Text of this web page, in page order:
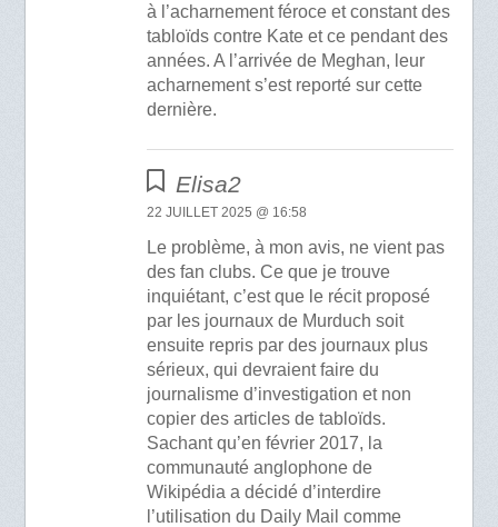
à l’acharnement féroce et constant des
tabloïds contre Kate et ce pendant des
années. A l’arrivée de Meghan, leur
acharnement s’est reporté sur cette
dernière.
Elisa2
22 JUILLET 2025 @ 16:58
Le problème, à mon avis, ne vient pas
des fan clubs. Ce que je trouve
inquiétant, c’est que le récit proposé
par les journaux de Murduch soit
ensuite repris par des journaux plus
sérieux, qui devraient faire du
journalisme d’investigation et non
copier des articles de tabloïds.
Sachant qu’en février 2017, la
communauté anglophone de
Wikipédia a décidé d’interdire
l’utilisation du Daily Mail comme